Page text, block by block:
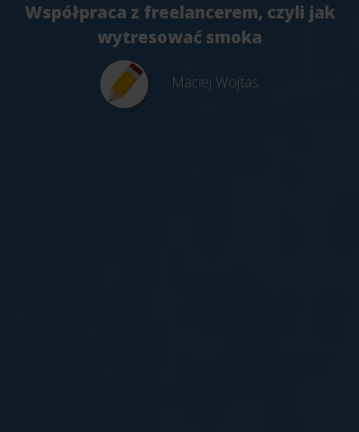
Współpraca z freelancerem, czyli jak
wytresować smoka
Maciej Wojtas